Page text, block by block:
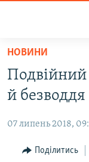
Перейти
основного
матеріалу
до
навігації
ВОДА.КРИМ
ПОЛІТИКА
БЛОГИ
НОВИНИ
й
07 липень 2018,
Поділитись